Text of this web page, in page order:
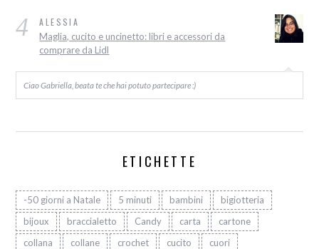
4 ALESSIA
Maglia, cucito e uncinetto: libri e accessori da
comprare da Lidl
Ciao Gabriella, beata te che hai potuto partecipare :)
ETICHETTE
-50 giorni a Natale 5 minuti bambini
bigiotteria
bijoux
braccialetto Candy carta
cartone
collana
collane crochet cucito
cuori